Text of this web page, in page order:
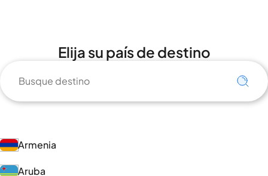
Elija su país de destino
Armenia
Aruba